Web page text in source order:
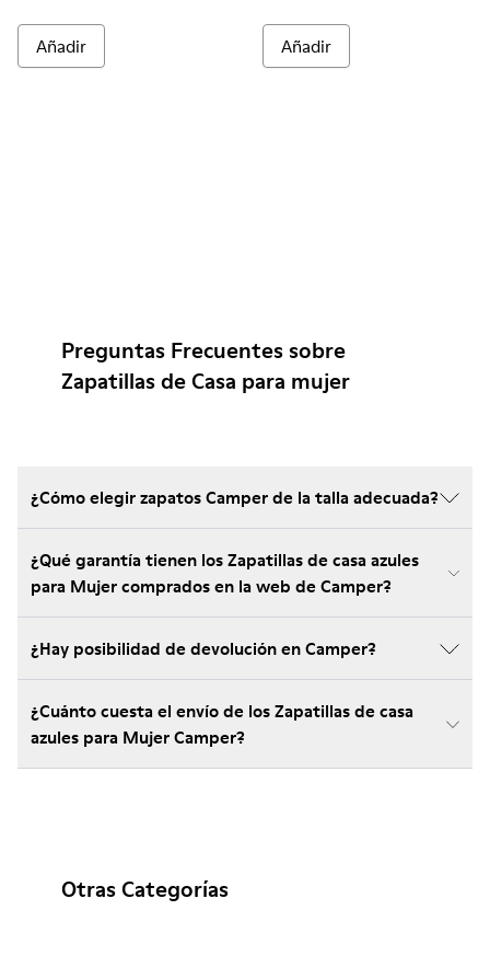
Añadir Añadir
Preguntas Frecuentes sobre
Zapatillas de Casa para mujer
¿Cómo elegir zapatos Camper de la talla adecuada?
¿Qué garantía tienen los Zapatillas de casa azules
para Mujer comprados en la web de Camper?
¿Hay posibilidad de devolución en Camper?
¿Cuánto cuesta el envío de los Zapatillas de casa
azules para Mujer Camper?
Otras Categorías